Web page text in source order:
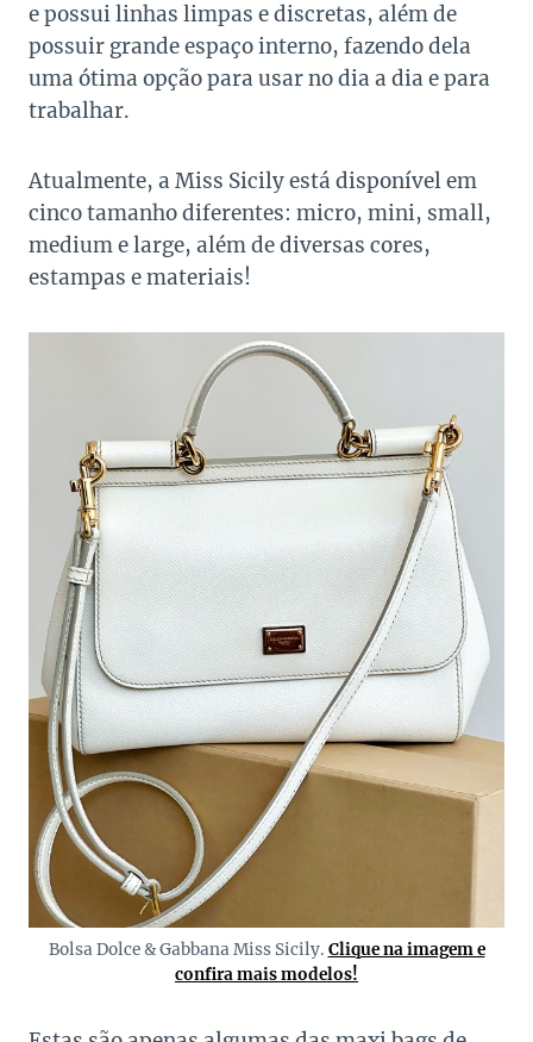
e possui linhas limpas e discretas, além de
possuir grande espaço interno, fazendo dela
uma ótima opção para usar no dia a dia e para
trabalhar.
Atualmente, a Miss Sicily está disponível em
cinco tamanho diferentes: micro, mini, small,
medium e large, além de diversas cores,
estampas e materiais!
Bolsa Dolce & Gabbana Miss Sicily. Clique na imagem e
confira mais modelos!